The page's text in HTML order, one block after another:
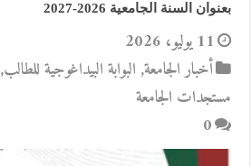
بعنوان السنة الجامعية 2026-2027
11 يوليو، 2026
أخبار الجامعة, البوابة البيداغوجية للطالب,
مستجدات الجامعة
0